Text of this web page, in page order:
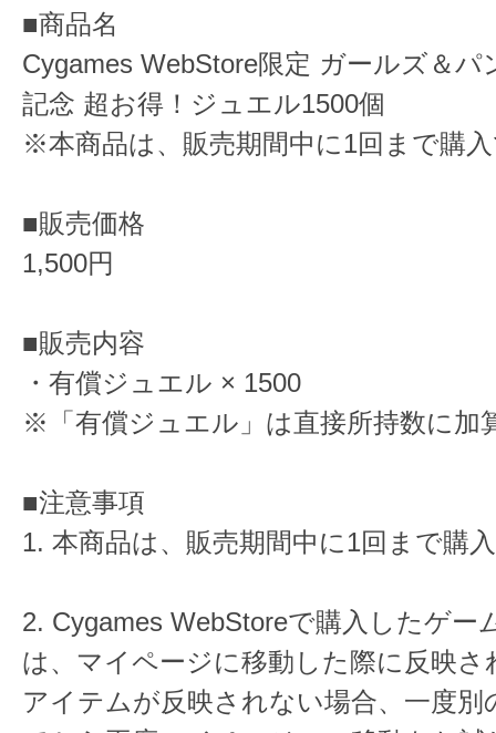
■商品名
Cygames WebStore限定 ガールズ＆
記念 超お得！ジュエル1500個
※本商品は、販売期間中に1回まで購
■販売価格
1,500円
■販売内容
・有償ジュエル × 1500
※「有償ジュエル」は直接所持数に加
■注意事項
1. 本商品は、販売期間中に1回まで購
2. Cygames WebStoreで購入したゲー
は、マイページに移動した際に反映さ
アイテムが反映されない場合、一度別